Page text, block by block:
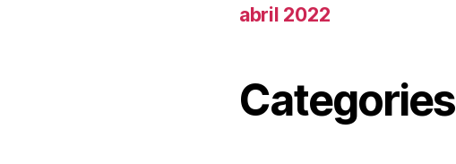
abril 2022
Categories